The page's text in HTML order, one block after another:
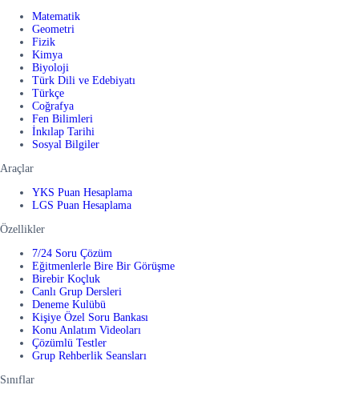
Matematik
Geometri
Fizik
Kimya
Biyoloji
Türk Dili ve Edebiyatı
Türkçe
Coğrafya
Fen Bilimleri
İnkılap Tarihi
Sosyal Bilgiler
Araçlar
YKS Puan Hesaplama
LGS Puan Hesaplama
Özellikler
7/24 Soru Çözüm
Eğitmenlerle Bire Bir Görüşme
Birebir Koçluk
Canlı Grup Dersleri
Deneme Kulübü
Kişiye Özel Soru Bankası
Konu Anlatım Videoları
Çözümlü Testler
Grup Rehberlik Seansları
Sınıflar